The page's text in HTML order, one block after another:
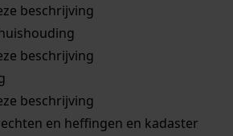
beschrijving
beschrijving
beschrijving
en heffingen en kadaster